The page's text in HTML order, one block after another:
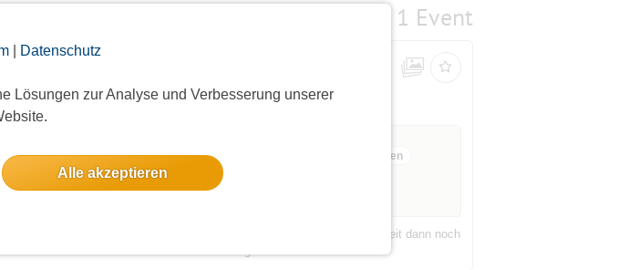
| Datenschutz
Lösungen zur Analyse und Verbesserung unserer
Alle akzeptieren
1 Event
12 Anmeldungen
siehe Bilder. Je nach Ankunft Bahn und Weiterfahrt kann sich die Zeit dann noch
ein kostenloser Shuttlebus zum Festort eingerichtet. Wenn die Zei...